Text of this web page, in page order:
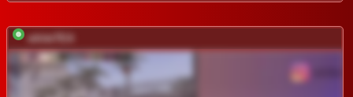
whiteTEA